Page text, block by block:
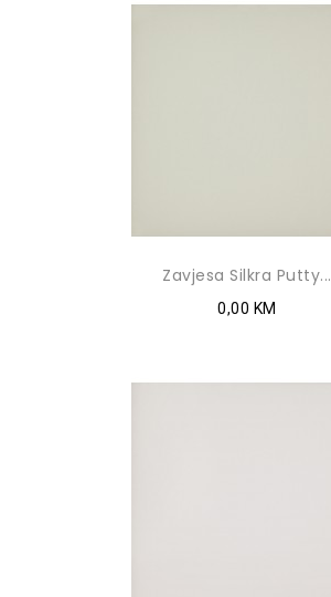
Zavjesa Silkra Putty...
0,00 KM